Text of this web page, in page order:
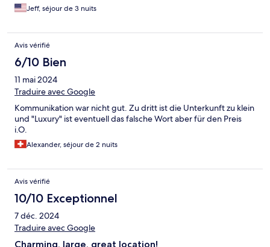
Jeff, séjour de 3 nuits
Avis vérifié
6/10 Bien
11 mai 2024
Traduire avec Google
Kommunikation war nicht gut. Zu dritt ist die Unterkunft zu klein
und "Luxury" ist eventuell das falsche Wort aber für den Preis
i.O.
Alexander, séjour de 2 nuits
Avis vérifié
10/10 Exceptionnel
7 déc. 2024
Traduire avec Google
Charming, large, great location!